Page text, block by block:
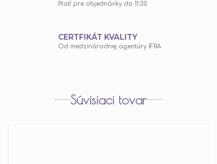
Platí pre objednávky do 11:30
CERTFIKÁT KVALITY
Od medzinárodnej agentúry IFRA
Súvisiaci tovar